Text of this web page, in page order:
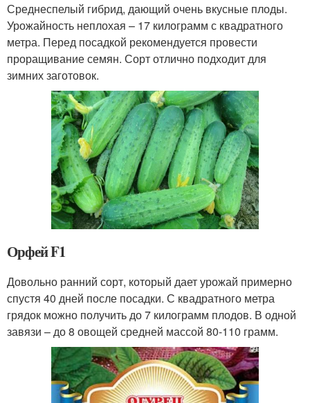
Среднеспелый гибрид, дающий очень вкусные плоды.
Урожайность неплохая – 17 килограмм с квадратного
метра. Перед посадкой рекомендуется провести
проращивание семян. Сорт отлично подходит для
зимних заготовок.
Орфей F1
Довольно ранний сорт, который дает урожай примерно
спустя 40 дней после посадки. С квадратного метра
грядок можно получить до 7 килограмм плодов. В одной
завязи – до 8 овощей средней массой 80-110 грамм.